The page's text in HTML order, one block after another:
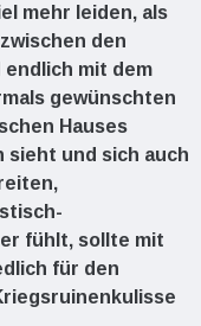
mehr leiden, als
den
mit dem
gewünschten
Hauses
sieht und sich auch
fühlt, sollte mit
für den